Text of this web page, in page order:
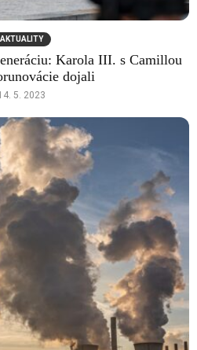
AKTUALITY
Karola III. s Camillou
dojali
5. 2023